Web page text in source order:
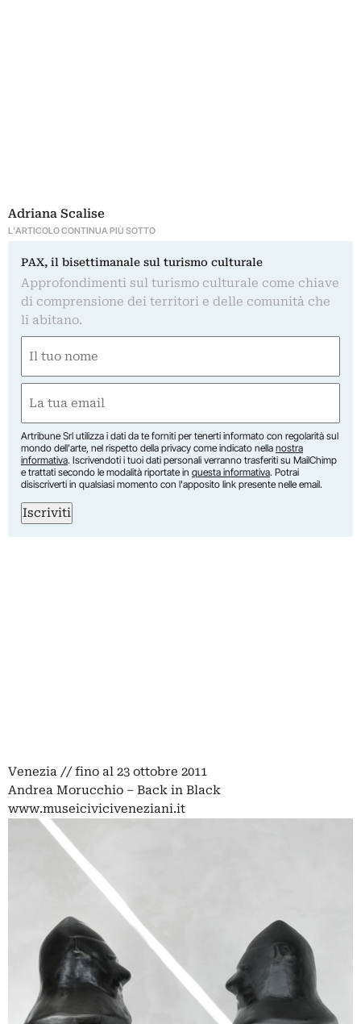
Adriana Scalise
L'ARTICOLO CONTINUA PIÙ SOTTO
PAX, il bisettimanale sul turismo culturale
Approfondimenti sul turismo culturale come chiave
di comprensione dei territori e delle comunità che
li abitano.
(Obbligatorio)
Nome
(Obbligatorio)
Artribune Srl utilizza i dati da te forniti per tenerti informato con regolarità sul
mondo dell'arte, nel rispetto della privacy come indicato nella nostra
informativa. Iscrivendoti i tuoi dati personali verranno trasferiti su MailChimp
e trattati secondo le modalità riportate in questa informativa. Potrai
disiscriverti in qualsiasi momento con l'apposito link presente nelle email.
Iscriviti
Venezia // fino al 23 ottobre 2011
Andrea Morucchio – Back in Black
www.museiciviciveneziani.it